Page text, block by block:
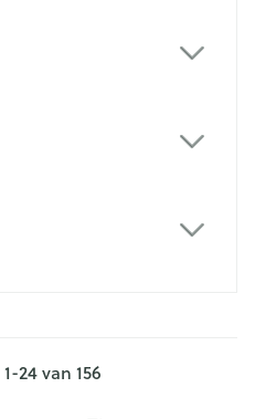
1-24van 156